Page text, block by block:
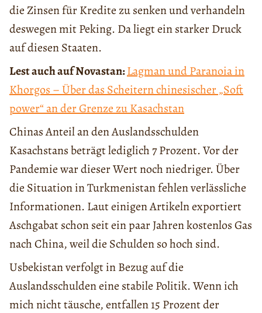
die Zinsen für Kredite zu senken und verhandeln
deswegen mit Peking. Da liegt ein starker Druck
auf diesen Staaten.
Lest auch auf Novastan:Lagman und Paranoia in
Khorgos – Über das Scheitern chinesischer „Soft
power“ an der Grenze zu Kasachstan
Chinas Anteil an den Auslandsschulden
Kasachstans beträgt lediglich 7 Prozent. Vor der
Pandemie war dieser Wert noch niedriger. Über
die Situation in Turkmenistan fehlen verlässliche
Informationen. Laut einigen Artikeln exportiert
Aschgabat schon seit ein paar Jahren kostenlos Gas
nach China, weil die Schulden so hoch sind.
Usbekistan verfolgt in Bezug auf die
Auslandsschulden eine stabile Politik. Wenn ich
mich nicht täusche, entfallen 15 Prozent der